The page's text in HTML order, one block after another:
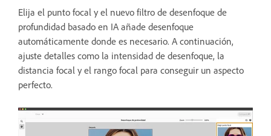
Elija el punto focal y el nuevo filtro de desenfoque de
profundidad basado en IA añade desenfoque
automáticamente donde es necesario. A continuación,
ajuste detalles como la intensidad de desenfoque, la
distancia focal y el rango focal para conseguir un aspecto
perfecto.